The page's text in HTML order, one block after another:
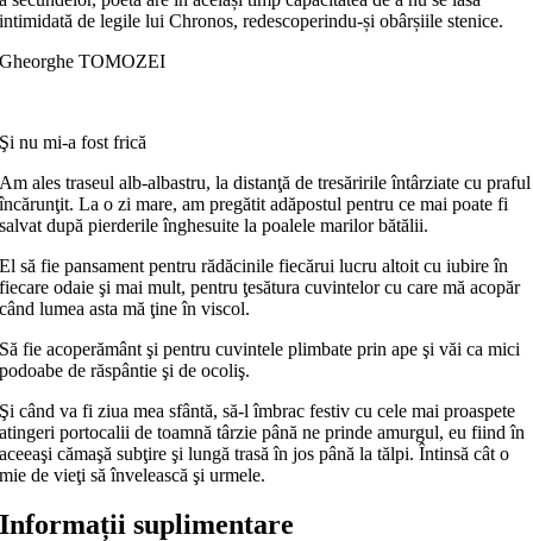
intimidată de legile lui Chronos, redescoperindu-și obârșiile stenice.
Gheorghe TOMOZEI
Şi nu mi-a fost frică
Am ales traseul alb-albastru, la distanţă de tresăririle întârziate cu praful
încărunţit. La o zi mare, am pregătit adăpostul pentru ce mai poate fi
salvat după pierderile înghesuite la poalele marilor bătălii.
El să fie pansament pentru rădăcinile fiecărui lucru altoit cu iubire în
fiecare odaie şi mai mult, pentru ţesătura cuvintelor cu care mă acopăr
când lumea asta mă ţine în viscol.
Să fie acoperământ şi pentru cuvintele plimbate prin ape şi văi ca mici
podoabe de răspântie şi de ocoliş.
Şi când va fi ziua mea sfântă, să-l îmbrac festiv cu cele mai proaspete
atingeri portocalii de toamnă târzie până ne prinde amurgul, eu fiind în
aceeaşi cămaşă subţire şi lungă trasă în jos până la tălpi. Întinsă cât o
mie de vieţi să învelească şi urmele.
Informații suplimentare